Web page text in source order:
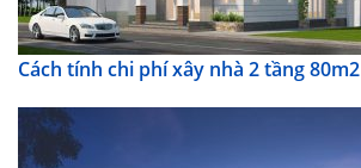
Cách tính chi phí xây nhà 2 tầng 80m2